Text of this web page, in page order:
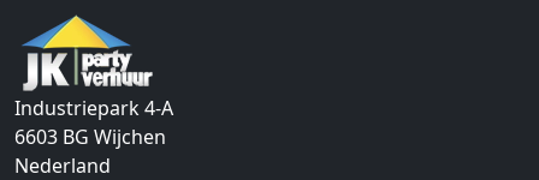
Industriepark 4-A
6603 BG Wijchen
Nederland